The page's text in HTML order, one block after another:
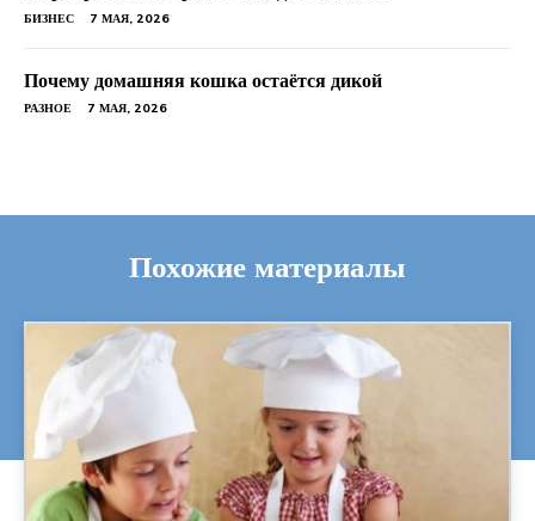
БИЗНЕС 7 МАЯ, 2026
Почему домашняя кошка остаётся дикой
РАЗНОЕ 7 МАЯ, 2026
Похожие материалы